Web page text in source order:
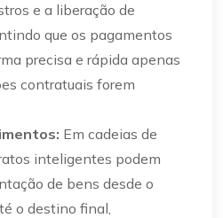
e a liberação de
que os pagamentos
precisa e rápida apenas
contratuais forem
Em cadeias de
inteligentes podem
de bens desde o
o destino final,